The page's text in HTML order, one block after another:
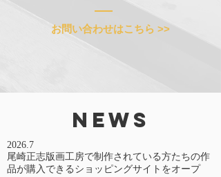
お問い合わせはこちら >>
NEWS
2026.7
​尾崎正志版画工房で制作されている方たちの作
品が購入できるショッピングサイトをオープ